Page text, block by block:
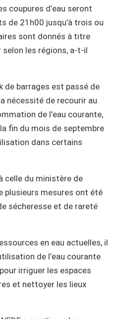
coupures d’eau seront
de 21h00 jusqu’à trois ou
sont donnés à titre
les régions, a-t-il
de barrages est passé de
nécessité de recourir au
de l’eau courante,
fin du mois de septembre
dans certains
celle du ministère de
plusieurs mesures ont été
sécheresse et de rareté
en eau actuelles, il
de l’eau courante
irriguer les espaces
et nettoyer les lieux